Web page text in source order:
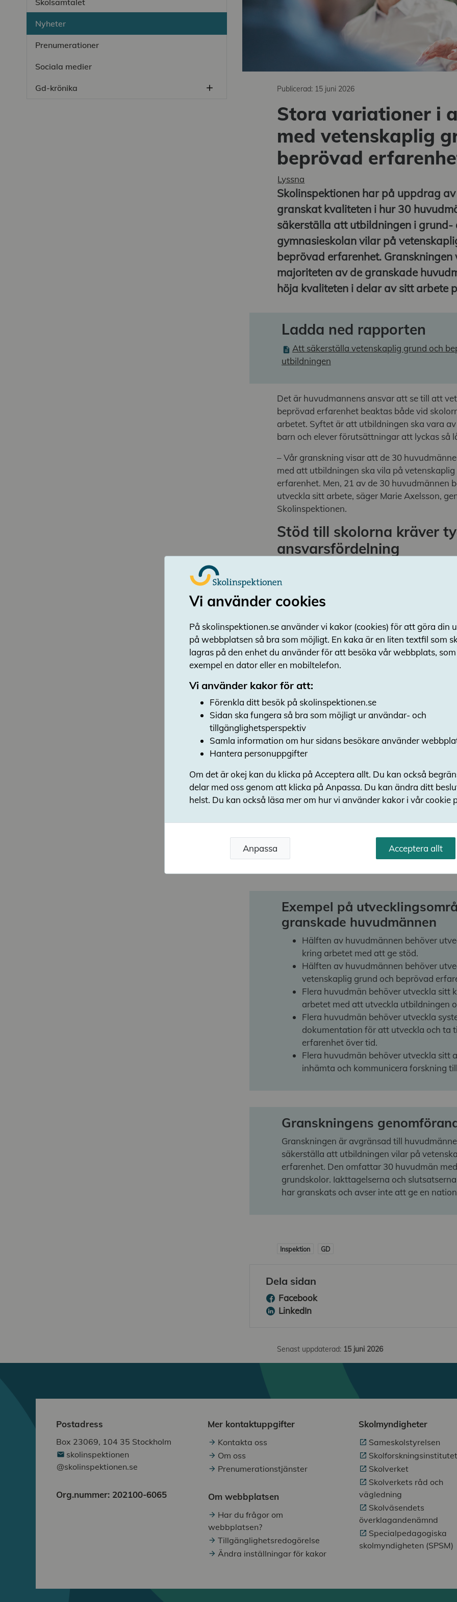
Nyheter
Prenumerationer
Sociala medier
Gd-krönika addÖppna undermeny Publicerad: 15 juni 2026
Stora variationer i
med vetenskaplig
beprövad
Lyssna
Skolinspektionen har på uppdrag
granskat kvaliteten i hur 30
säkerställa att utbildningen i grund-
gymnasieskolan vilar på
beprövad erfarenhet. Granskningen
majoriteten av de granskade
höja kvaliteten i delar av sitt arbete
Ladda ned rapporten
Att säkerställa vetenskaplig grund och
utbildningen
Det är huvudmannens ansvar att se till att
beprövad erfarenhet beaktas både vid
arbetet. Syftet är att utbildningen ska vara
barn och elever förutsättningar att lyckas så
– Vår granskning visar att de 30
med att utbildningen ska vila på
erfarenhet. Men, 21 av de 30 huvudmännen
utveckla sitt arbete, säger Marie Axelsson,
Skolinspektionen.
Stöd till skolorna kräver
ansvarsfördelning
Huvudmännen i granskningen organiserar
skolorna, vad gäller arbetet med
erfarenhet, utan att det behöver påverka
– Ändå visar granskningen att hälften av
utveckla sin organisation, så att det blir
vad i arbetet med vetenskaplig grund och
par av granskningens största huvudmän har
lyckats göra sina stödinsatser tillräckligt
Kritiskt förhållningssätt av
Huvudmännen i granskningen uppvisar
det egna arbetet med att utveckla
tredjedelar bedöms i hög utsträckning
utvecklas utifrån vetenskapligt grundad
erfarenhet. Granskningen innehåller bland
exempel på huvudmän som har personal
utvecklingsuppdrag kopplat till arbetet med
huvudmännen, både vad gäller innehåll,
Det mest förekommande
behöver kritiskt granska, värdera och
Exempel på
granskade huvudmännen
Hälften av huvudmännen behöver
kring arbetet med att ge stöd.
Hälften av huvudmännen behöver
vetenskaplig grund och beprövad
Flera huvudmän behöver utveckla sitt
arbetet med att utveckla utbildningen
Flera huvudmän behöver utveckla
dokumentation för att utveckla och ta
erfarenhet över tid.
Flera huvudmän behöver utveckla sitt
inhämta och kommunicera forskning
Granskningens
Granskningen är avgränsad till
säkerställa att utbildningen vilar på
erfarenhet. Den omfattar 30 huvudmän
grundskolor. Iakttagelserna och
har granskats och avser inte att ge en
Inspektion GD
Dela sidan
Facebook
LinkedIn
Senast uppdaterad: 15 juni 2026
Postadress
Box 23069, 104 35 Stockholm
skolinspektionen
@skolinspektionen.se
Org.nummer: 202100-6065
Mer kontaktuppgifter
Kontakta oss
Om oss
Prenumerationstjänster
Om webbplatsen
Har du frågor om
webbplatsen?
Tillgänglighetsredogörelse
Ändra inställningar för kakor
Skolmyndigheter
Sameskolstyrelsen
Skolforskningsinstitutet
Skolverket
Skolverkets råd och
vägledning
Skolväsendets
överklagandenämnd
Specialpedagogiska
skolmyndigheten (SPSM)
Vi använder cookies
På skolinspektionen.se använder vi kakor (cookies) för att göra din
på webbplatsen så bra som möjligt. En kaka är en liten textfil som
lagras på den enhet du använder för att besöka vår webbplats,
exempel en dator eller en mobiltelefon.
Vi använder kakor för att:
Förenkla ditt besök på skolinspektionen.se
Sidan ska fungera så bra som möjligt ur användar- och
tillgänglighetsperspektiv
Samla information om hur sidans besökare använder
Hantera personuppgifter
Om det är okej kan du klicka på Acceptera allt. Du kan också
delar med oss genom att klicka på Anpassa. Du kan ändra ditt
helst. Du kan också läsa mer om hur vi använder kakor i vår cookie
Anpassa Acceptera allt